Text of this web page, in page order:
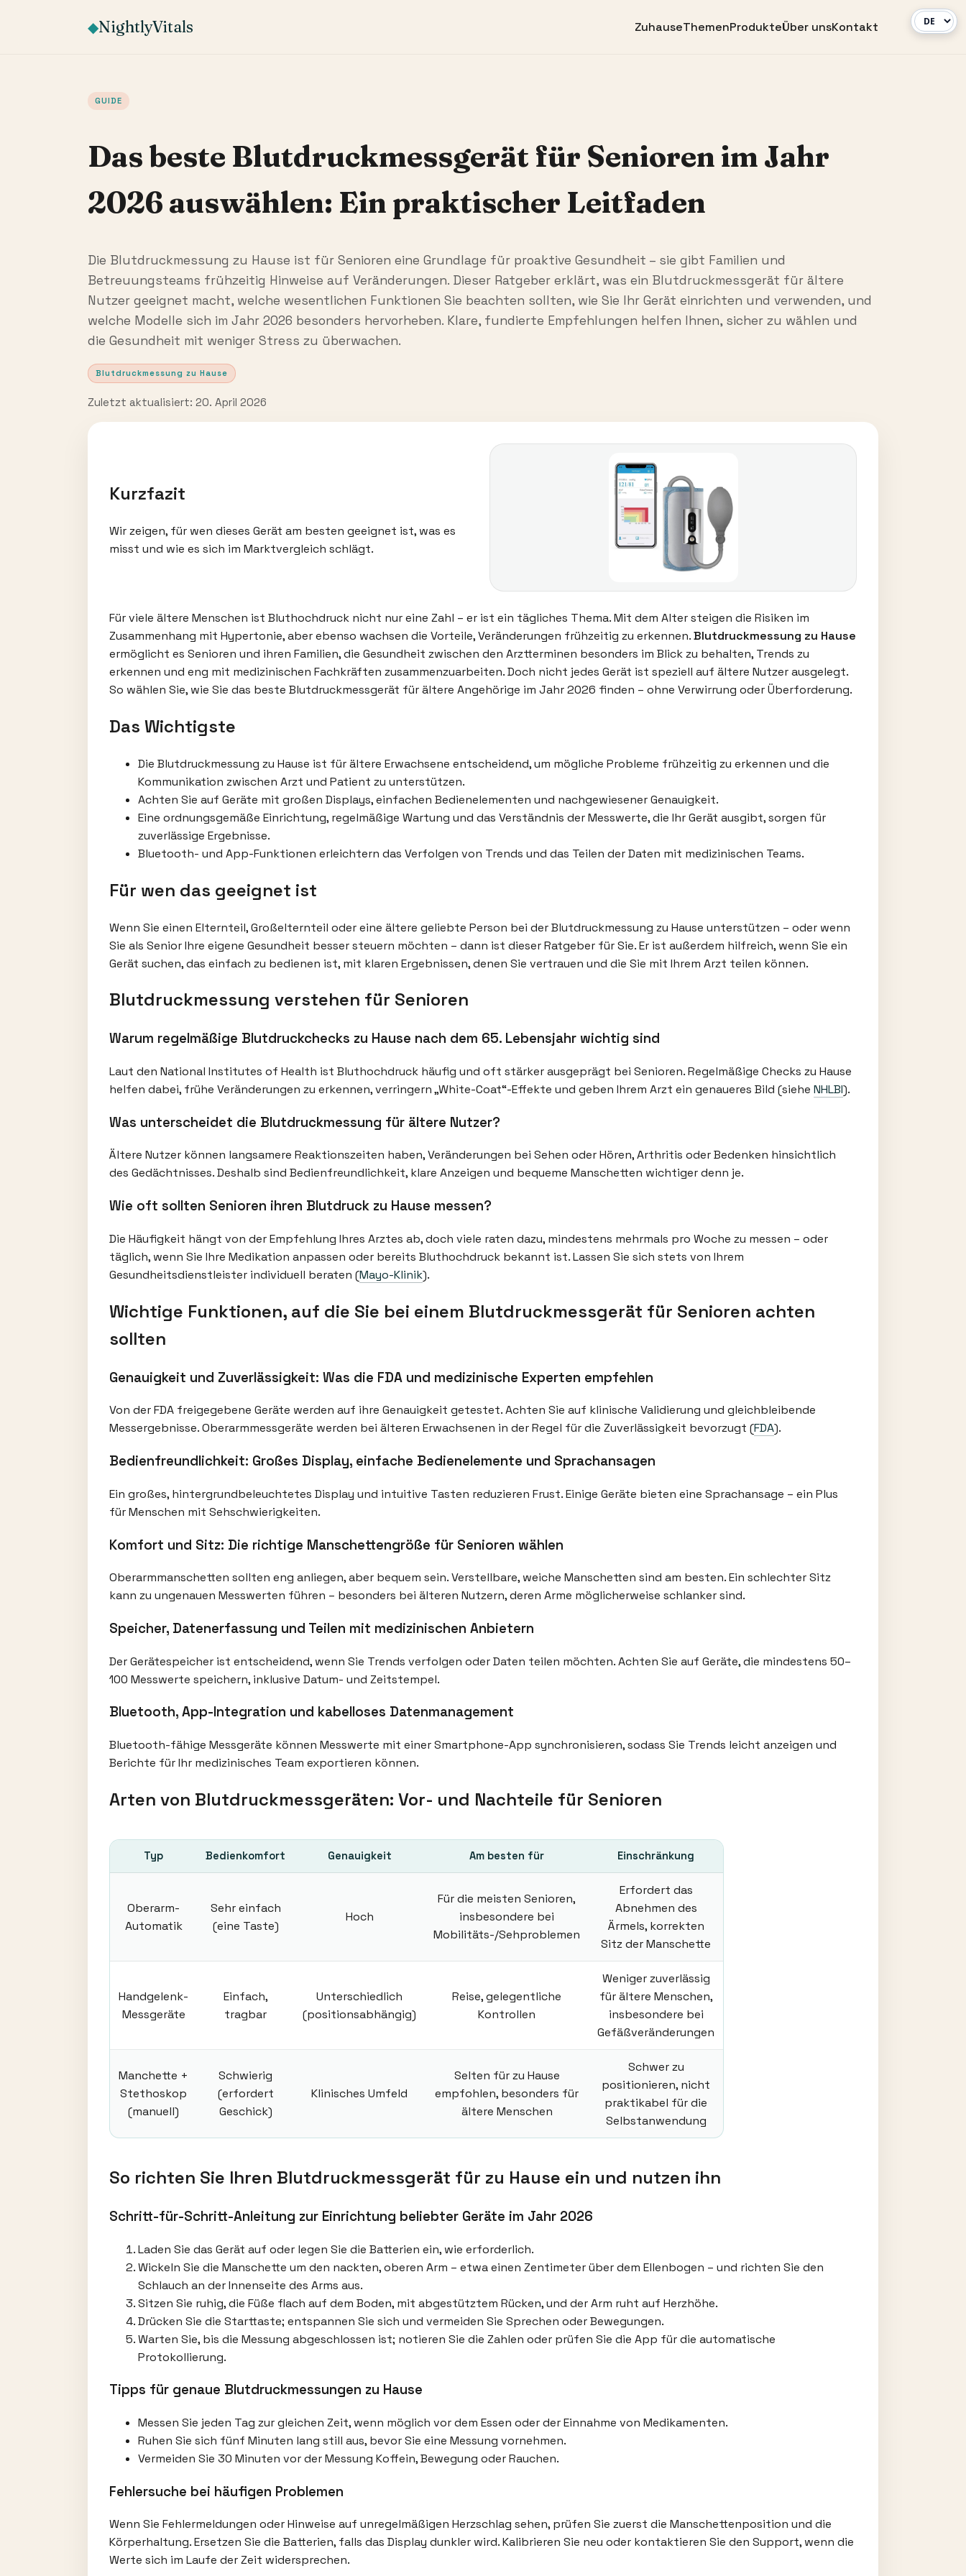
◆NightlyVitals ZuhauseThemenProdukteÜber unsKontakt
GUIDE
Das beste Blutdruckmessgerät für Senioren im Jahr
2026 auswählen: Ein praktischer Leitfaden
Die Blutdruckmessung zu Hause ist für Senioren eine Grundlage für proaktive Gesundheit – sie gibt Familien und
Betreuungsteams frühzeitig Hinweise auf Veränderungen. Dieser Ratgeber erklärt, was ein Blutdruckmessgerät für ältere
Nutzer geeignet macht, welche wesentlichen Funktionen Sie beachten sollten, wie Sie Ihr Gerät einrichten und verwenden, und
welche Modelle sich im Jahr 2026 besonders hervorheben. Klare, fundierte Empfehlungen helfen Ihnen, sicher zu wählen und
die Gesundheit mit weniger Stress zu überwachen.
Blutdruckmessung zu Hause
Zuletzt aktualisiert: 20. April 2026
Kurzfazit
Wir zeigen, für wen dieses Gerät am besten geeignet ist, was es
misst und wie es sich im Marktvergleich schlägt.
Für viele ältere Menschen ist Bluthochdruck nicht nur eine Zahl – er ist ein tägliches Thema. Mit dem Alter steigen die Risiken im
Zusammenhang mit Hypertonie, aber ebenso wachsen die Vorteile, Veränderungen frühzeitig zu erkennen.Blutdruckmessung zu Hause
ermöglicht es Senioren und ihren Familien, die Gesundheit zwischen den Arztterminen besonders im Blick zu behalten, Trends zu
erkennen und eng mit medizinischen Fachkräften zusammenzuarbeiten. Doch nicht jedes Gerät ist speziell auf ältere Nutzer ausgelegt.
So wählen Sie, wie Sie das beste Blutdruckmessgerät für ältere Angehörige im Jahr 2026 finden – ohne Verwirrung oder Überforderung.
Das Wichtigste
Die Blutdruckmessung zu Hause ist für ältere Erwachsene entscheidend, um mögliche Probleme frühzeitig zu erkennen und die
Kommunikation zwischen Arzt und Patient zu unterstützen.
Achten Sie auf Geräte mit großen Displays, einfachen Bedienelementen und nachgewiesener Genauigkeit.
Eine ordnungsgemäße Einrichtung, regelmäßige Wartung und das Verständnis der Messwerte, die Ihr Gerät ausgibt, sorgen für
zuverlässige Ergebnisse.
Bluetooth- und App-Funktionen erleichtern das Verfolgen von Trends und das Teilen der Daten mit medizinischen Teams.
Für wen das geeignet ist
Wenn Sie einen Elternteil, Großelternteil oder eine ältere geliebte Person bei der Blutdruckmessung zu Hause unterstützen – oder wenn
Sie als Senior Ihre eigene Gesundheit besser steuern möchten – dann ist dieser Ratgeber für Sie. Er ist außerdem hilfreich, wenn Sie ein
Gerät suchen, das einfach zu bedienen ist, mit klaren Ergebnissen, denen Sie vertrauen und die Sie mit Ihrem Arzt teilen können.
Blutdruckmessung verstehen für Senioren
Warum regelmäßige Blutdruckchecks zu Hause nach dem 65. Lebensjahr wichtig sind
Laut den National Institutes of Health ist Bluthochdruck häufig und oft stärker ausgeprägt bei Senioren. Regelmäßige Checks zu Hause
helfen dabei, frühe Veränderungen zu erkennen, verringern „White-Coat“-Effekte und geben Ihrem Arzt ein genaueres Bild (siehe NHLBI).
Was unterscheidet die Blutdruckmessung für ältere Nutzer?
Ältere Nutzer können langsamere Reaktionszeiten haben, Veränderungen bei Sehen oder Hören, Arthritis oder Bedenken hinsichtlich
des Gedächtnisses. Deshalb sind Bedienfreundlichkeit, klare Anzeigen und bequeme Manschetten wichtiger denn je.
Wie oft sollten Senioren ihren Blutdruck zu Hause messen?
Die Häufigkeit hängt von der Empfehlung Ihres Arztes ab, doch viele raten dazu, mindestens mehrmals pro Woche zu messen – oder
täglich, wenn Sie Ihre Medikation anpassen oder bereits Bluthochdruck bekannt ist. Lassen Sie sich stets von Ihrem
Gesundheitsdienstleister individuell beraten (Mayo-Klinik).
Wichtige Funktionen, auf die Sie bei einem Blutdruckmessgerät für Senioren achten
sollten
Genauigkeit und Zuverlässigkeit: Was die FDA und medizinische Experten empfehlen
Von der FDA freigegebene Geräte werden auf ihre Genauigkeit getestet. Achten Sie auf klinische Validierung und gleichbleibende
Messergebnisse. Oberarmmessgeräte werden bei älteren Erwachsenen in der Regel für die Zuverlässigkeit bevorzugt (FDA).
Bedienfreundlichkeit: Großes Display, einfache Bedienelemente und Sprachansagen
Ein großes, hintergrundbeleuchtetes Display und intuitive Tasten reduzieren Frust. Einige Geräte bieten eine Sprachansage – ein Plus
für Menschen mit Sehschwierigkeiten.
Komfort und Sitz: Die richtige Manschettengröße für Senioren wählen
Oberarmmanschetten sollten eng anliegen, aber bequem sein. Verstellbare, weiche Manschetten sind am besten. Ein schlechter Sitz
kann zu ungenauen Messwerten führen – besonders bei älteren Nutzern, deren Arme möglicherweise schlanker sind.
Speicher, Datenerfassung und Teilen mit medizinischen Anbietern
Der Gerätespeicher ist entscheidend, wenn Sie Trends verfolgen oder Daten teilen möchten. Achten Sie auf Geräte, die mindestens 50–
100 Messwerte speichern, inklusive Datum- und Zeitstempel.
Bluetooth, App-Integration und kabelloses Datenmanagement
Bluetooth-fähige Messgeräte können Messwerte mit einer Smartphone-App synchronisieren, sodass Sie Trends leicht anzeigen und
Berichte für Ihr medizinisches Team exportieren können.
Arten von Blutdruckmessgeräten: Vor- und Nachteile für Senioren
Typ Bedienkomfort Genauigkeit Am besten für Einschränkung
Oberarm-
Automatik
Sehr einfach
(eine Taste)
Hoch
Für die meisten Senioren,
insbesondere bei
Mobilitäts-/Sehproblemen
Erfordert das
Abnehmen des
Ärmels, korrekten
Sitz der Manschette
Handgelenk-
Messgeräte
Einfach,
tragbar
Unterschiedlich
(positionsabhängig)
Reise, gelegentliche
Kontrollen
Weniger zuverlässig
für ältere Menschen,
insbesondere bei
Gefäßveränderungen
Manchette +
Stethoskop
(manuell)
Schwierig
(erfordert
Geschick)
Klinisches Umfeld
Selten für zu Hause
empfohlen, besonders für
ältere Menschen
Schwer zu
positionieren, nicht
praktikabel für die
Selbstanwendung
So richten Sie Ihren Blutdruckmessgerät für zu Hause ein und nutzen ihn
Schritt-für-Schritt-Anleitung zur Einrichtung beliebter Geräte im Jahr 2026
Laden Sie das Gerät auf oder legen Sie die Batterien ein, wie erforderlich.
Wickeln Sie die Manschette um den nackten, oberen Arm – etwa einen Zentimeter über dem Ellenbogen – und richten Sie den
Schlauch an der Innenseite des Arms aus.
Sitzen Sie ruhig, die Füße flach auf dem Boden, mit abgestütztem Rücken, und der Arm ruht auf Herzhöhe.
Drücken Sie die Starttaste; entspannen Sie sich und vermeiden Sie Sprechen oder Bewegungen.
Warten Sie, bis die Messung abgeschlossen ist; notieren Sie die Zahlen oder prüfen Sie die App für die automatische
Protokollierung.
Tipps für genaue Blutdruckmessungen zu Hause
Messen Sie jeden Tag zur gleichen Zeit, wenn möglich vor dem Essen oder der Einnahme von Medikamenten.
Ruhen Sie sich fünf Minuten lang still aus, bevor Sie eine Messung vornehmen.
Vermeiden Sie 30 Minuten vor der Messung Koffein, Bewegung oder Rauchen.
Fehlersuche bei häufigen Problemen
Wenn Sie Fehlermeldungen oder Hinweise auf unregelmäßigen Herzschlag sehen, prüfen Sie zuerst die Manschettenposition und die
Körperhaltung. Ersetzen Sie die Batterien, falls das Display dunkler wird. Kalibrieren Sie neu oder kontaktieren Sie den Support, wenn die
Werte sich im Laufe der Zeit widersprechen.